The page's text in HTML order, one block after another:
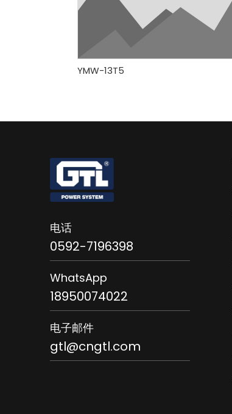
YMW-13T5
电话
0592-7196398
WhatsApp
18950074022
电子邮件
gtl@cngtl.com